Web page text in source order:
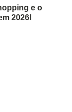
e o
2026!